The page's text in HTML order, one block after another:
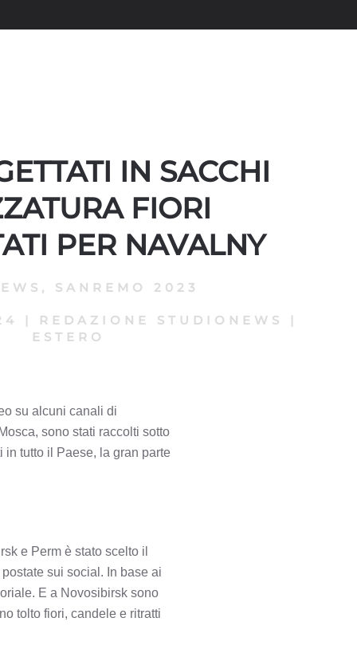
IN SACCHI
FIORI
PER NAVALNY
, SANREMO 2023
REDAZIONE STUDIONEWS
ESTERO
su alcuni canali di
sono stati raccolti sotto
tutto il Paese, la gran parte
e Perm è stato scelto il
sui social. In base ai
E a Novosibirsk sono
tolto fiori, candele e ritratti